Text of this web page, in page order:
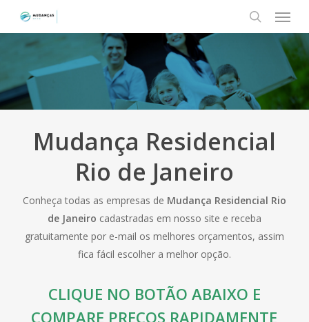
search
Menu
Mudança Residencial
Rio de Janeiro
Conheça todas as empresas de Mudança Residencial Rio
de Janeiro cadastradas em nosso site e receba
gratuitamente por e-mail os melhores orçamentos, assim
fica fácil escolher a melhor opção.
CLIQUE NO BOTÃO ABAIXO E
COMPARE PREÇOS RAPIDAMENTE